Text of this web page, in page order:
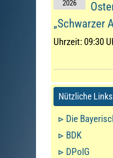
2026
„Schwarzer
Uhrzeit: 09:30
Nützliche Links
Die
BDK
DPolG